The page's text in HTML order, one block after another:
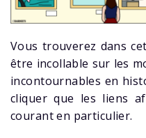
Vous trouverez dans
être incollable sur les
incontournables en
cliquer que les liens
courant en particulier.